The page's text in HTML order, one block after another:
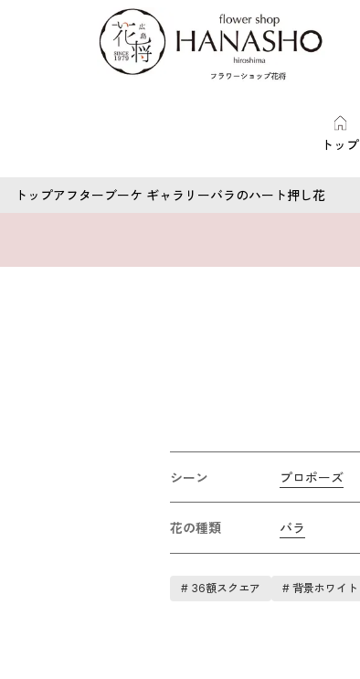
トップ
トップアフターブーケ ギャラリーバラのハート押し花
シーン プロポーズ
花の種類 バラ
# 36額スクエア # 背景ホワイト